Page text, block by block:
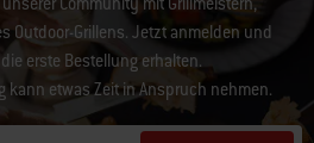
Outdoor-Grillens. Jetzt anmelden und
erste Bestellung erhalten.
kann etwas Zeit in Anspruch nehmen.